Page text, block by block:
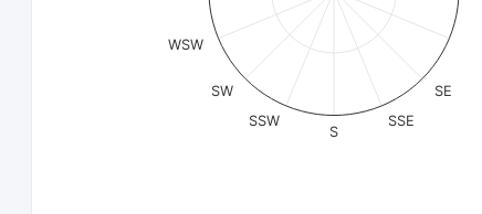
SE
SSE
S
SSW
SW
WSW